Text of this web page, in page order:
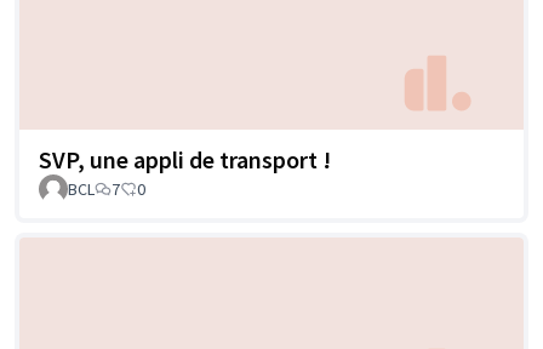
SVP, une appli de transport !
BCL 7 0